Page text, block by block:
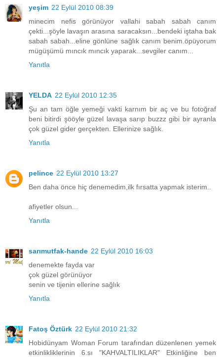
yeşim 22 Eylül 2010 08:39
minecim nefis görünüyor vallahi sabah sabah canım
çekti...şöyle lavaşın arasına saracaksın...bendeki iştaha bak
sabah sabah...eline gönlüne sağlık canım benim.öpüyorum
mügüşümü mıncık mıncık yaparak...sevgiler canım...
Yanıtla
YELDA 22 Eylül 2010 12:35
Şu an tam öğle yemeği vakti karnım bir aç ve bu fotoğraf
beni bitirdi şööyle güzel lavaşa sarıp buzzz gibi bir ayranla
çok güzel gider gerçekten. Ellerinize sağlık.
Yanıtla
pelince 22 Eylül 2010 13:27
Ben daha önce hiç denemedim,ilk fırsatta yapmak isterim..
afiyetler olsun...
Yanıtla
sarımutfak-hande 22 Eylül 2010 16:03
denemekte fayda var
çok güzel görünüyor
senin ve tijenin ellerine sağlık
Yanıtla
Fatoş Öztürk 22 Eylül 2010 21:32
Hobidünyam Woman Forum tarafından düzenlenen yemek
etkinlikliklerinin 6.sı "KAHVALTILIKLAR" Etkinliğine ben